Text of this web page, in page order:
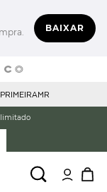
BAIXAR
limitado